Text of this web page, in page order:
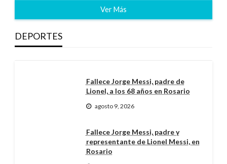
Ver Más
DEPORTES
Fallece Jorge Messi, padre de
Lionel, a los 68 años en Rosario
agosto 9, 2026
Fallece Jorge Messi, padre y
representante de Lionel Messi, en
Rosario